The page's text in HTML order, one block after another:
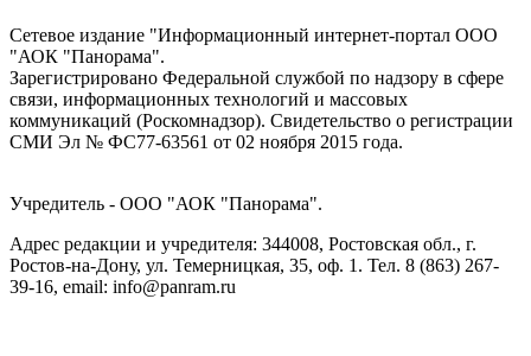
Сетевое издание "Информационный интернет-портал ООО
"АОК "Панорама".
Зарегистрировано Федеральной службой по надзору в сфере
связи, информационных технологий и массовых
коммуникаций (Роскомнадзор). Cвидетельство о регистрации
СМИ Эл № ФС77-63561 от 02 ноября 2015 года.
Учредитель - ООО "АОК "Панорама".
Адрес редакции и учредителя: 344008, Ростовская обл., г.
Ростов-на-Дону, ул. Темерницкая, 35, оф. 1. Тел. 8 (863) 267-
39-16, email: info@panram.ru